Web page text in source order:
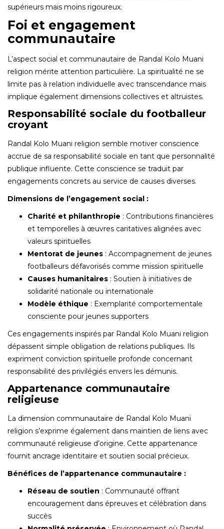
supérieurs mais moins rigoureux.
Foi et engagement
communautaire
L’aspect social et communautaire de Randal Kolo Muani
religion mérite attention particulière. La spiritualité ne se
limite pas à relation individuelle avec transcendance mais
implique également dimensions collectives et altruistes.
Responsabilité sociale du footballeur
croyant
Randal Kolo Muani religion semble motiver conscience
accrue de sa responsabilité sociale en tant que personnalité
publique influente. Cette conscience se traduit par
engagements concrets au service de causes diverses.
Dimensions de l’engagement social :
Charité et philanthropie : Contributions financières
et temporelles à œuvres caritatives alignées avec
valeurs spirituelles
Mentorat de jeunes : Accompagnement de jeunes
footballeurs défavorisés comme mission spirituelle
Causes humanitaires : Soutien à initiatives de
solidarité nationale ou internationale
Modèle éthique : Exemplarité comportementale
consciente pour jeunes supporters
Ces engagements inspirés par Randal Kolo Muani religion
dépassent simple obligation de relations publiques. Ils
expriment conviction spirituelle profonde concernant
responsabilité des privilégiés envers les démunis.
Appartenance communautaire
religieuse
La dimension communautaire de Randal Kolo Muani
religion s’exprime également dans maintien de liens avec
communauté religieuse d’origine. Cette appartenance
fournit ancrage identitaire et soutien social précieux.
Bénéfices de l’appartenance communautaire :
Réseau de soutien : Communauté offrant
encouragement dans épreuves et célébration dans
succès